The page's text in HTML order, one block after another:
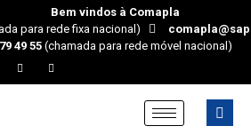
Bem vindos à Comapla
para rede fixa nacional)
49 55(chamada para rede móvel nacional)